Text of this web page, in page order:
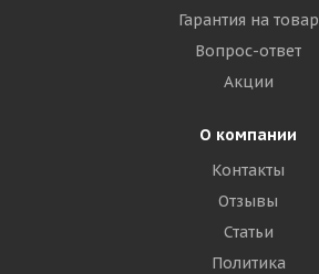
Гарантия на товар
Вопрос-ответ
Акции
О компании
Контакты
Отзывы
Статьи
Политика